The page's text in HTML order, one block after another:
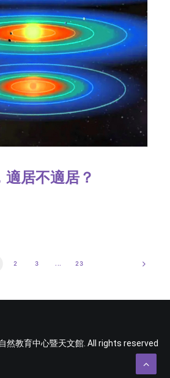
適居不適居？
2 3 ... 23
然教育中心暨天文館. All rights reserved